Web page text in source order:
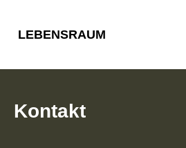
LEBENSRAUM
Kontakt